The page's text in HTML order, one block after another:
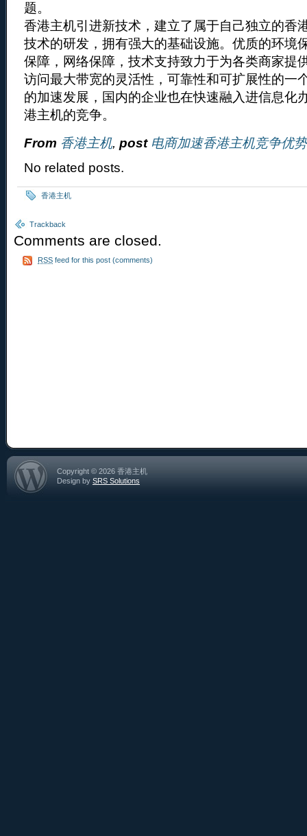
题。
香港主机引进新技术，建立了属于自己独立的香
技术的研发，拥有强大的基础设施。优质的环境
保障，网络保障，技术支持致力于为各类商家提
访问最大带宽的灵活性，可靠性和可扩展性的一
的加速发展，国内的企业也在快速融入进信息化
港主机的竞争。
From 香港主机, post 电商加速香港主机竞争优势
No related posts.
香港主机
Trackback
Comments are closed.
RSS feed for this post (comments)
Copyright © 2026 香港主机
Design by SRS Solutions